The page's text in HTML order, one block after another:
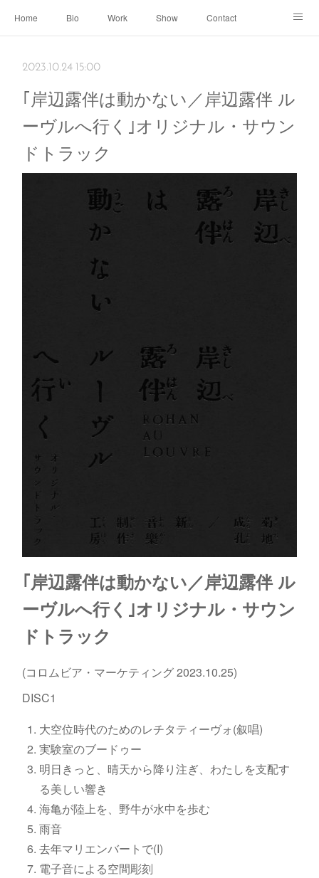
Home Bio Work Show Contact
2023.10.24 15:00
｢岸辺露伴は動かない／岸辺露伴 ル
ーヴルへ行く｣オリジナル・サウン
ドトラック
｢岸辺露伴は動かない／岸辺露伴 ル
ーヴルへ行く｣オリジナル・サウン
ドトラック
(コロムビア・マーケティング 2023.10.25)
DISC1
大空位時代のためのレチタティーヴォ(叙唱)
実験室のブードゥー
明日きっと、晴天から降り注ぎ、わたしを支配す
る美しい響き
海亀が陸上を、野牛が水中を歩む
雨音
去年マリエンバートで(I)
電子音による空間彫刻